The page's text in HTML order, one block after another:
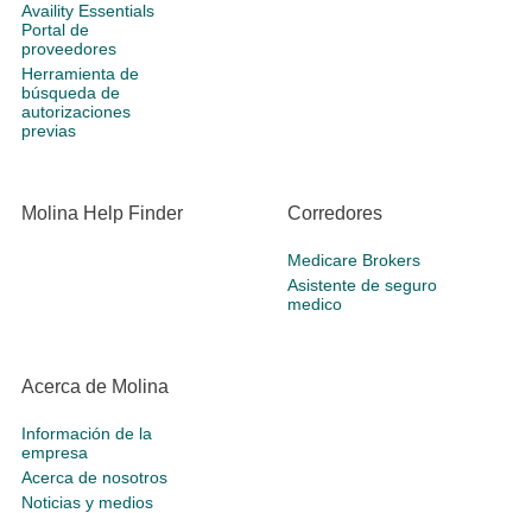
Availity Essentials
Portal de
proveedores
Herramienta de
búsqueda de
autorizaciones
previas
Molina Help Finder Corredores
Medicare Brokers
Asistente de seguro
medico
Acerca de Molina
Información de la
empresa
Acerca de nosotros
Noticias y medios